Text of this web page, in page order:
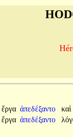
ἔργα ἀπεδέξαντο καὶ
ἔργα ἀπεδέξαντο